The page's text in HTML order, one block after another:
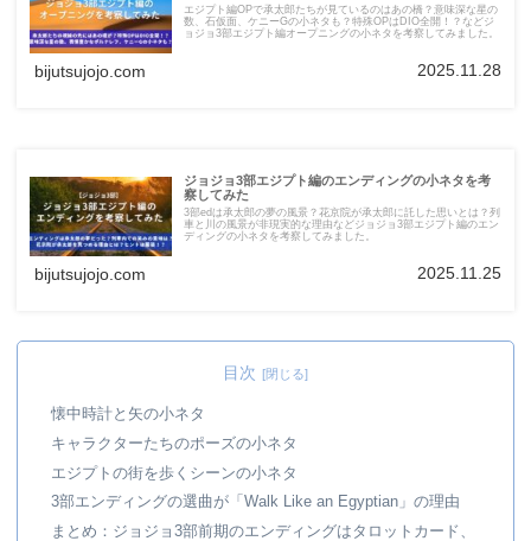
エジプト編OPで承太郎たちが見ているのはあの橋？意味深な星の
数、石仮面、ケニーGの小ネタも？特殊OPはDIO全開！？などジ
ョジョ3部エジプト編オープニングの小ネタを考察してみました。
bijutsujojo.com 2025.11.28
ジョジョ3部エジプト編のエンディングの小ネタを考
察してみた
3部edは承太郎の夢の風景？花京院が承太郎に託した思いとは？列
車と川の風景が非現実的な理由などジョジョ3部エジプト編のエン
ディングの小ネタを考察してみました。
bijutsujojo.com 2025.11.25
目次
懐中時計と矢の小ネタ
キャラクターたちのポーズの小ネタ
エジプトの街を歩くシーンの小ネタ
3部エンディングの選曲が「Walk Like an Egyptian」の理由
まとめ：ジョジョ3部前期のエンディングはタロットカード、